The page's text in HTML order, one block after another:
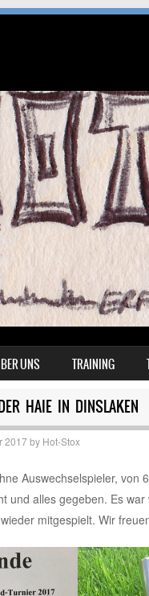
UNS TRAINING
HAIE IN DINSLAKEN
2017by Hot-Stox
Auswechselspieler, von
und alles gegeben. Es
mitgespielt. Wir